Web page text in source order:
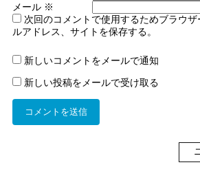
メール ※
次回のコメントで使用するためブラウ
ルアドレス、サイトを保存する。
新しいコメントをメールで通知
新しい投稿をメールで受け取る